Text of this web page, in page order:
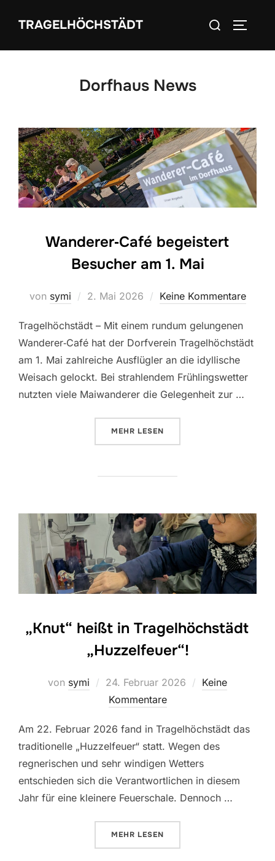
InhaltTRAGELHÖCHSTÄDT
Suchen
Dorfhaus News
Wanderer‑Café begeistert
Besucher am 1. Mai
von symi
Veröffentlicht
2. Mai 2026 Keine Kommentare
Tragelhöchstädt – Mit einem rundum gelungenen
Wanderer‑Café hat der Dorfverein Tragelhöchstädt
am 1. Mai zahlreiche Ausflügler an die idyllische
Weisach gelockt. Bei strahlendem Frühlingswetter
nutzten viele Maiwanderer die Gelegenheit zur …
MEHR ÜBER „WANDERER‑CAFÉ
LESEN
„Knut“ heißt in Tragelhöchstädt
„Huzzelfeuer“!
von symi
Veröffentlicht
am
24. Februar 2026
Keine
Kommentare
Am 22. Februar 2026 fand in Tragelhöchstädt das
traditionelle „Huzzelfeuer“ statt. Wegen des
regnerischen und sehr windigen Wetters
entschieden sich die Verantwortlichen in diesem
Jahr für eine kleinere Feuerschale. Dennoch …
MEHR ÜBER „„KNUT“ HEISST IN
LESEN